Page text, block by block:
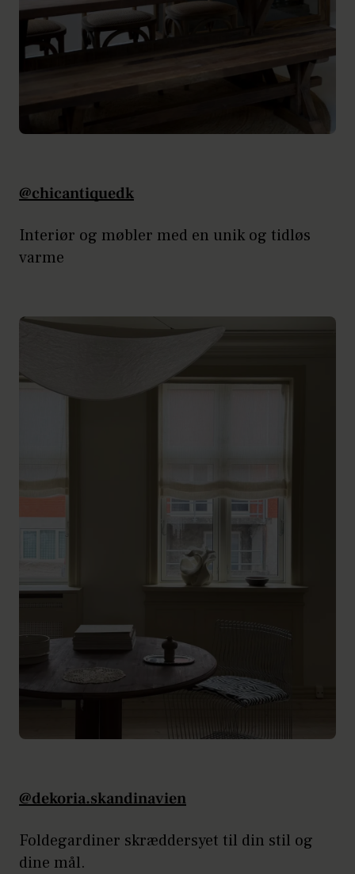
@chicantiquedk
Interiør og møbler med en unik og tidløs
varme
@dekoria.skandinavien
Foldegardiner skræddersyet til din stil og
dine mål.